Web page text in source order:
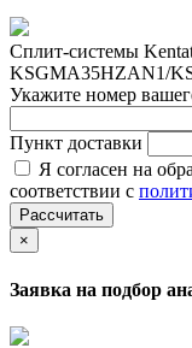
Сплит-системы
KSGMA35HZAN1/
Укажите номер
Пункт доставки
Я согласен на
соответствии с
Рассчитать
×
Заявка на подбор